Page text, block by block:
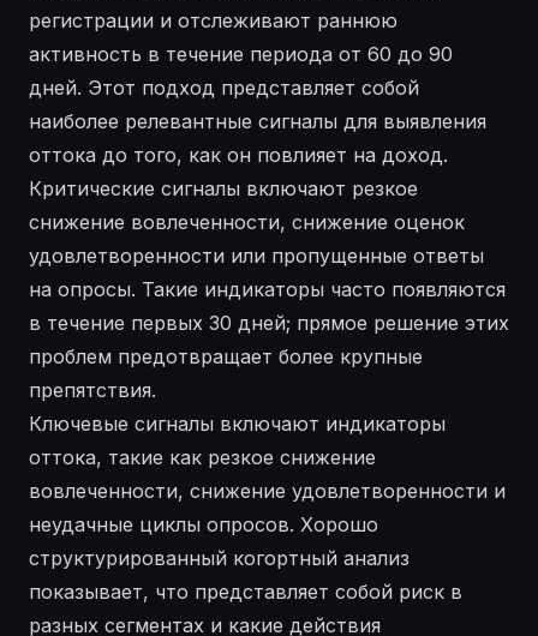
регистрации и отслеживают раннюю
активность в течение периода от 60 до 90
дней. Этот подход представляет собой
наиболее релевантные сигналы для выявления
оттока до того, как он повлияет на доход.
Критические сигналы включают резкое
снижение вовлеченности, снижение оценок
удовлетворенности или пропущенные ответы
на опросы. Такие индикаторы часто появляются
в течение первых 30 дней; прямое решение этих
проблем предотвращает более крупные
препятствия.
Ключевые сигналы включают индикаторы
оттока, такие как резкое снижение
вовлеченности, снижение удовлетворенности и
неудачные циклы опросов. Хорошо
структурированный когортный анализ
показывает, что представляет собой риск в
разных сегментах и какие действия